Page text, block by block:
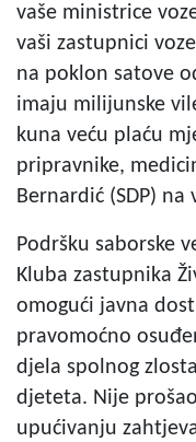
vaše ministrice
vaši zastupnici
na poklon satove
imaju milijunske
kuna veću plaću
pripravnike,
Bernardić (SDP) na
Podršku saborske
Kluba zastupnika
omogući javna
pravomoćno
djela spolnog
djeteta. Nije
upućivanju